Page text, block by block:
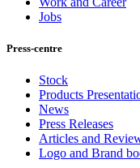
Jobs
Press-centre
Stock
Products
News
Press Releases
Articles and
Logo and Brand